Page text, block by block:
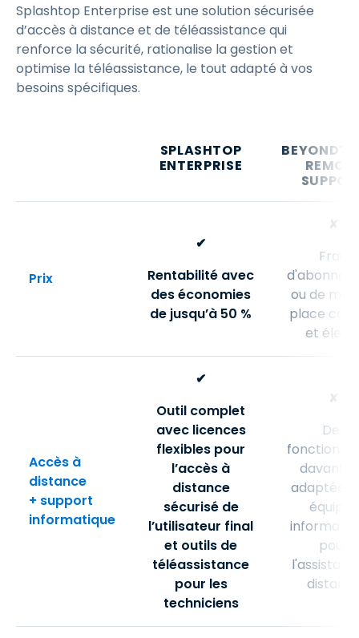
Splashtop Enterprise est une solution sécurisée
d’accès à distance et de téléassistance qui
renforce la sécurité, rationalise la gestion et
optimise la téléassistance, le tout adapté à vos
besoins spécifiques.
SPLASHTOP
ENTERPRISE
Prix
✔
Rentabilité avec
des économies
de jusqu’à 50 %
✘
Frais
ou de
place
et
Accès à
distance
+ support
informatique
✔
Outil complet
avec licences
flexibles pour
l’accès à
distance
sécurisé de
l’utilisateur final
et outils de
téléassistance
pour les
techniciens
✘
Des
adaptées
équipes
pour